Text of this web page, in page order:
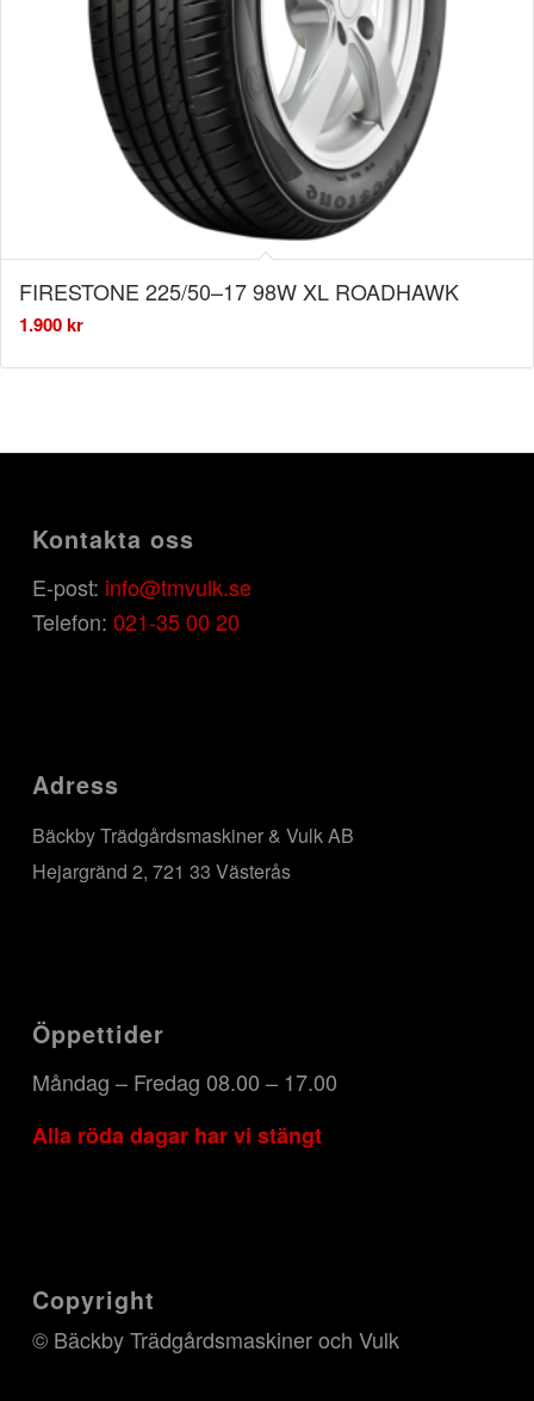
FIRESTONE 225/50–17 98W XL ROADHAWK
1.900kr
Kontakta oss
E-post: info@tmvulk.se
Telefon: 021-35 00 20
Adress
Bäckby Trädgårdsmaskiner & Vulk AB
Hejargränd 2, 721 33 Västerås
Öppettider
Måndag – Fredag 08.00 – 17.00
Alla röda dagar har vi stängt
Copyright
© Bäckby Trädgårdsmaskiner och Vulk